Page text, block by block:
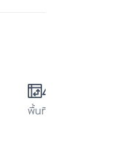
43 ตร.ม.
พื้นที่ใช้สอย